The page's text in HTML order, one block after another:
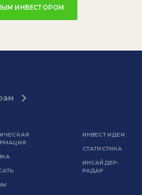
ИНВЕСТОРОМ
ИНВЕСТ ИДЕИ
СТАТИСТИКА
ИНСАЙДЕР-
РАДАР